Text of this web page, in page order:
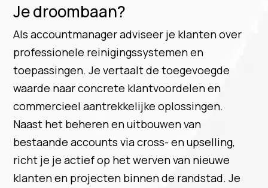
Je droombaan?
Als accountmanager adviseer je klanten over
professionele reinigingssystemen en
toepassingen. Je vertaalt de toegevoegde
waarde naar concrete klantvoordelen en
commercieel aantrekkelijke oplossingen.
Naast het beheren en uitbouwen van
bestaande accounts via cross- en upselling,
richt je je actief op het werven van nieuwe
klanten en projecten binnen de randstad. Je